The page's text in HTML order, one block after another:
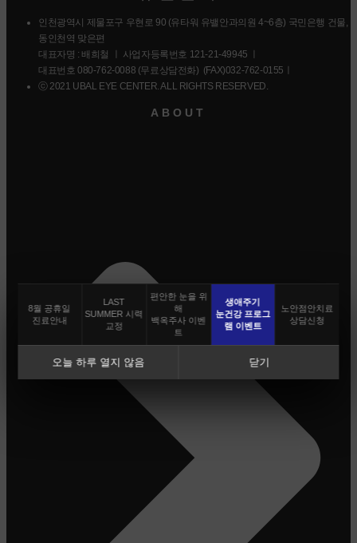
인천광역시 제물포구 우현로 90 (유타워 유밸안과의원 4~6층) 국민은행 건물,
동인천역 맞은편
대표자명 : 배희철 ㅣ 사업자등록번호 121-21-49945 ㅣ
대표번호 080-762-0088 (무료상담전화) (FAX)032-762-0155ㅣ
ⓒ 2021 UBAL EYE CENTER. ALL RIGHTS RESERVED.
ABOUT
8월 공휴일
진료안내
LAST
SUMMER 시력
교정
편안한 눈을 위
해
백옥주사 이벤
트
생애주기
눈건강 프로그
램 이벤트
노안점안치료
상담신청
오늘 하루 열지 않음 닫기